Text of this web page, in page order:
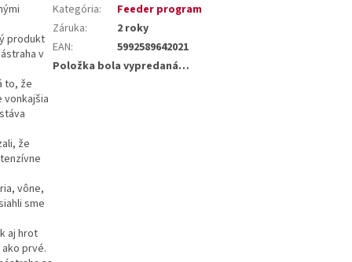
produkt
v
to, že
vonkajšia
že
vône,
sme
aj hrot
prvé.
Kategória:
Feeder program
Záruka:
2 roky
EAN:
5992589642021
Položka bola vypredaná…